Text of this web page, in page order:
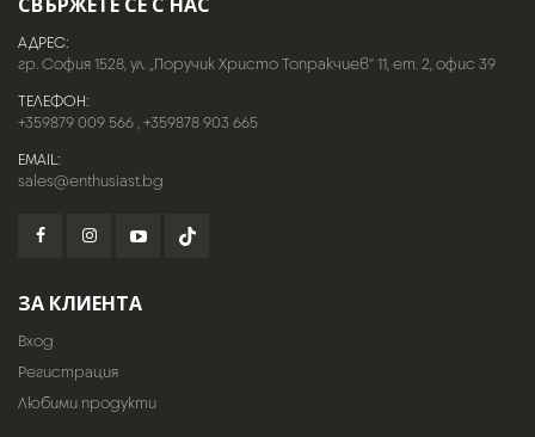
АДРЕС:
гр. София 1528, ул. „Поручик Христо Топракчиев“ 11, ет. 2, офис 39
ТЕЛЕФОН:
+359879 009 566,+359878 903 665
EMAIL:
sales@enthusiast.bg
ЗА КЛИЕНТА
Вход
Регистрация
Любими продукти